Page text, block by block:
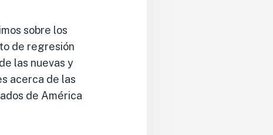
sobre los
de regresión
las nuevas y
acerca de las
de América